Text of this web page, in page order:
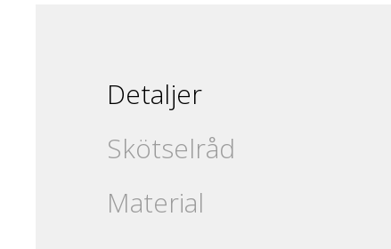
Detaljer
Skötselråd
Material